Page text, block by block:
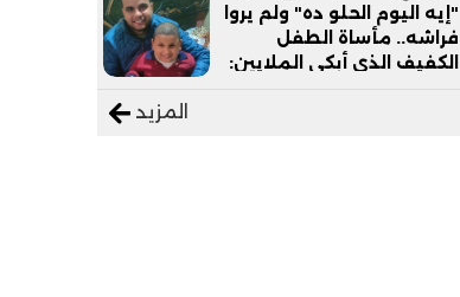
"إيه اليوم الحلو ده" ولم يروا
فراشه.. مأساة الطفل
الكفيف الذي أبكى الملايين:
المزيد